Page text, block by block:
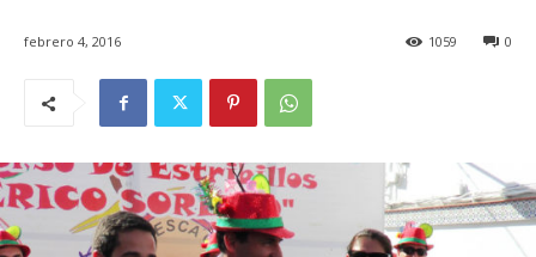
febrero 4, 2016 0
1059